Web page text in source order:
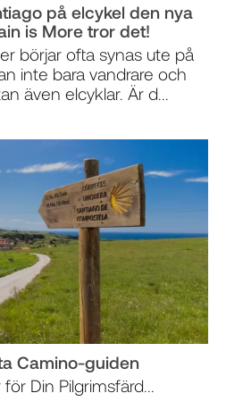
på elcykel den nya
is More tror det!
börjar ofta synas ute på
inte bara vandrare och
även elcyklar. Är d...
Camino-guiden
Din Pilgrimsfärd...